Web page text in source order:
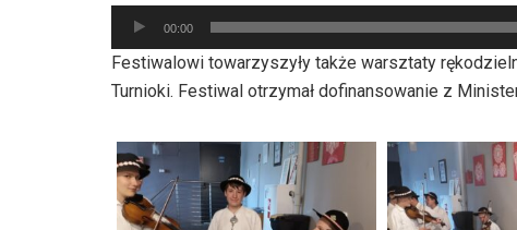
Odtwarzacz
plików
dźwiękowych
00:00
Festiwalowi towarzyszyły także warsztaty
Turnioki. Festiwal otrzymał dofinansowanie z